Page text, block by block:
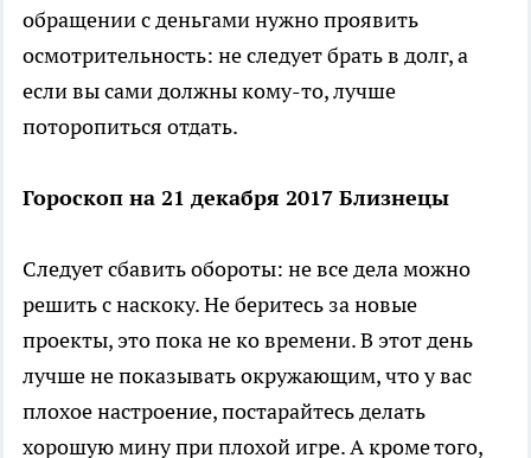
обращении с деньгами нужно проявить
осмотрительность: не следует брать в долг, а
если вы сами должны кому-то, лучше
поторопиться отдать.
Гороскоп на 21 декабря 2017 Близнецы
Следует сбавить обороты: не все дела можно
решить с наскоку. Не беритесь за новые
проекты, это пока не ко времени. В этот день
лучше не показывать окружающим, что у вас
плохое настроение, постарайтесь делать
хорошую мину при плохой игре. А кроме того,